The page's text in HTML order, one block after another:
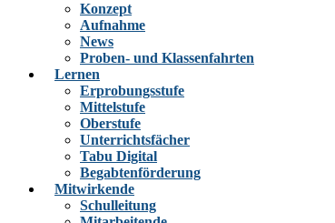
Konzept
Aufnahme
News
Proben- und Klassenfahrten
Lernen
Erprobungsstufe
Mittelstufe
Oberstufe
Unterrichtsfächer
Tabu Digital
Begabtenförderung
Mitwirkende
Schulleitung